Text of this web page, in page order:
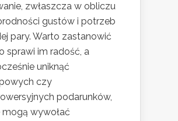
zwłaszcza w obliczu
gustów i potrzeb
pary. Warto zastanowić
sprawi im radość, a
uniknąć
czy
podarunków,
wywołać